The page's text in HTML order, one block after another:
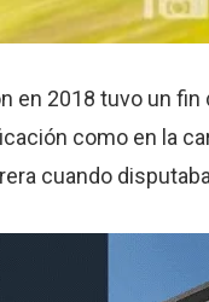
en 2018 tuvo un
como en la
cuando